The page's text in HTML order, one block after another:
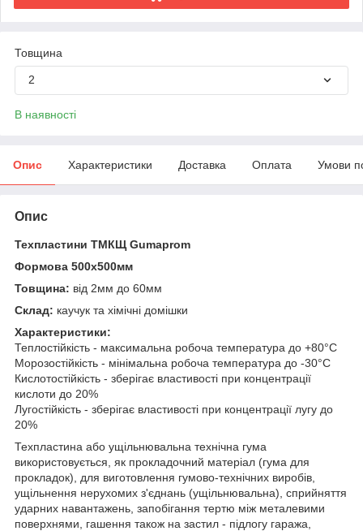
Товщина
2
В наявності
Опис Характеристики Доставка Оплата Умови
Опис
Техпластини ТМКЩ Gumaprom
Формова 500х500мм
Товщина: від 2мм до 60мм
Склад: каучук та хімічні домішки
Характеристики:
Теплостійкість - максимальна робоча температура до +80°С
Морозостійкість - мінімальна робоча температура до -30°С
Кислотостійкість - зберігає властивості при концентрації
кислоти до 20%
Лугостійкість - зберігає властивості при концентрації лугу до
20%
Техпластина або ущільнювальна технічна гума
використовується, як прокладочний матеріал (гума для
прокладок), для виготовлення гумово-технічних виробів,
ущільнення нерухомих з'єднань (ущільнювальна), сприйняття
ударних навантажень, запобігання тертю між металевими
поверхнями, гашення також на застил - підлогу гаража,